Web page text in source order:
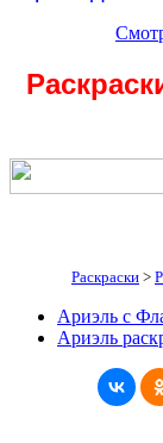
Раскраски >
Ариэль с
Ариэль